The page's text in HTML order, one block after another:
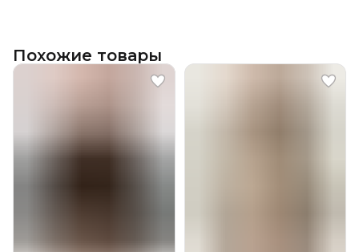
Похожие товары